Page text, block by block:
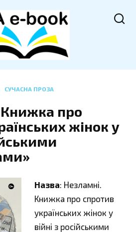
СУЧАСНА ПРОЗА
про
жінок у
Назва: Незламні.
Книжка про спротив
українських жінок у
війні з російськими